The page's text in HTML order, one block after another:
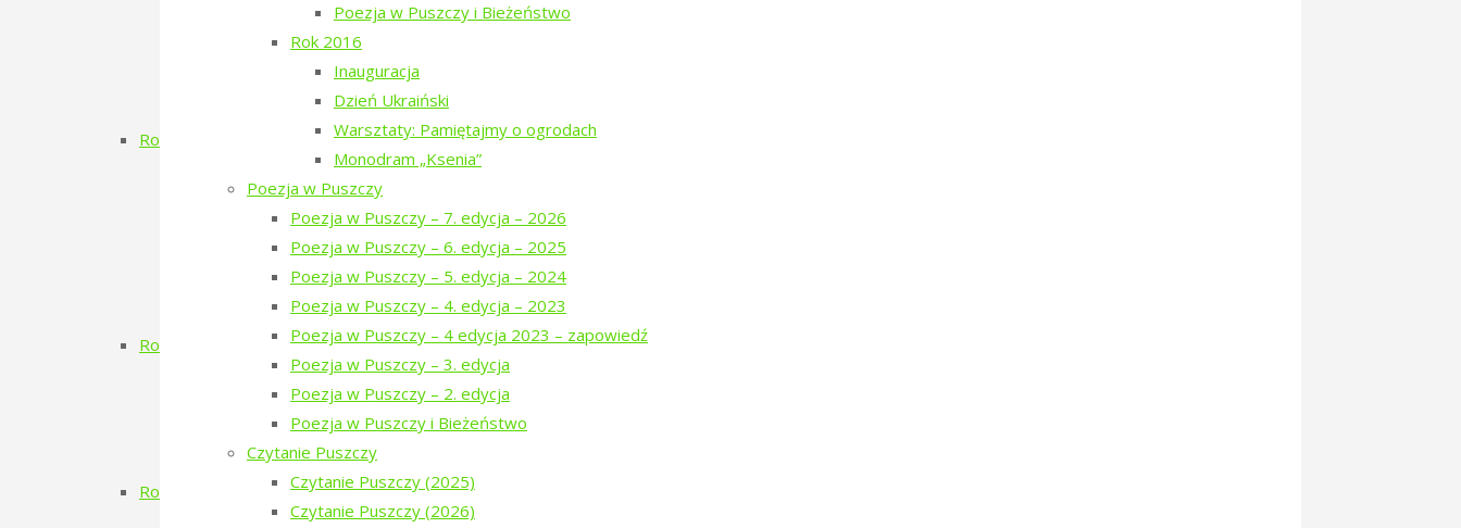
Poezja w Puszczy i Bieżeństwo
Rok 2016
Inauguracja
Dzień Ukraiński
Warsztaty: Pamiętajmy o ogrodach
Monodram „Ksenia”
Poezja w Puszczy
Poezja w Puszczy – 7. edycja – 2026
Poezja w Puszczy – 6. edycja – 2025
Poezja w Puszczy – 5. edycja – 2024
Poezja w Puszczy – 4. edycja – 2023
Poezja w Puszczy – 4 edycja 2023 – zapowiedź
Poezja w Puszczy – 3. edycja
Poezja w Puszczy – 2. edycja
Poezja w Puszczy i Bieżeństwo
Czytanie Puszczy
Czytanie Puszczy (2025)
Czytanie Puszczy (2026)
Dzień Tatarski – spotkanie z Igorem Isajewem
Dzien Tatarski – spotkanie z Krzysztofem Mucharskim
18-19 maja „Chór przyjechał”
Zielony Kwiecień 2019
Rok 2018
Zielony Listopad 2018
Poezja w Puszczy – 2. edycja
Porządkowanie kirkutu
Dzień Szwajcarski
Zielony Kwiecień
Rok 2017
Koncert Zmiciera Wajciuszkiewicza TODARA
Dzień Białoruski
Białowieskie Dni Kultury Pokoju 2017 11-13 sierpnia
Poezja w Puszczy i Bieżeństwo
Rok 2016